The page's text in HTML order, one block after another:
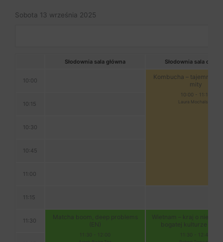
Sobota 13 września 2025
Słodownia sala główna Słodownia sala
10:00
Kombucha – tajemnice,
mity
10:00 - 11:15
Laura Mochalska
10:15
10:30
10:45
11:00
11:15
11:30
Matcha boom, deep problems
(EN)
11:30 12:00
Wietnam – kraj o
bogatej kulturze
11:30 12:45